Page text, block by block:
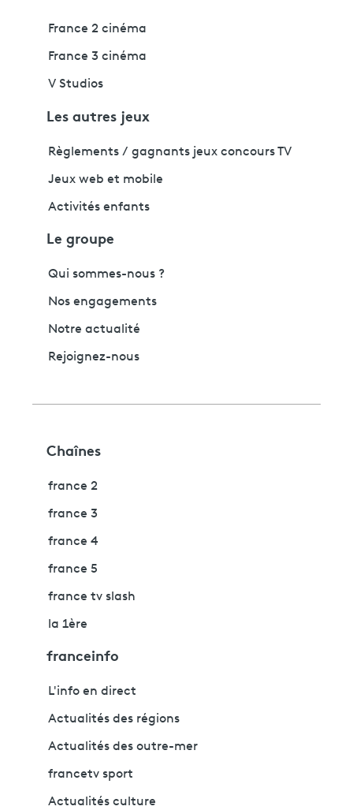
France 2 cinéma
France 3 cinéma
V Studios
Les autres jeux
Règlements / gagnants jeux concours TV
Jeux web et mobile
Activités enfants
Le groupe
Qui sommes-nous ?
Nos engagements
Notre actualité
Rejoignez-nous
Chaînes
france 2
france 3
france 4
france 5
france tv slash
la 1ère
franceinfo
L'info en direct
Actualités des régions
Actualités des outre-mer
francetv sport
Actualités culture